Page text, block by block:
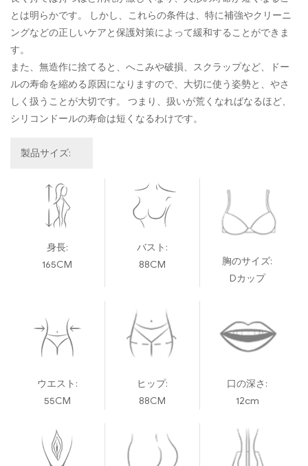
とは明らかです。 しかし、これらの条件は、特に補強やクリーニ
ングなどの正しいケアと保護対策によって緩和することができま
す。
また、無造作に捨てると、へこみや破損、スクラップなど、ドー
ルの寿命を縮める原因になりますので、大切に使う姿勢と、やさ
しく扱うことが大切です。 つまり、扱いが荒くなればなるほど、
シリコンドールの寿命は短くなるわけです。
製品サイズ:
身長:
165CM
バスト:
88CM
胸のサイズ:
Dカップ
ウエスト:
55CM
ヒップ:
88CM
口の深さ:
12cm